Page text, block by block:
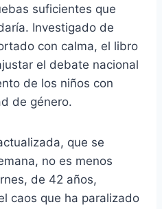
suficientes que
Investigado de
con calma, el libro
el debate nacional
de los niños con
de género.
que se
no es menos
de 42 años,
caos que ha paralizado